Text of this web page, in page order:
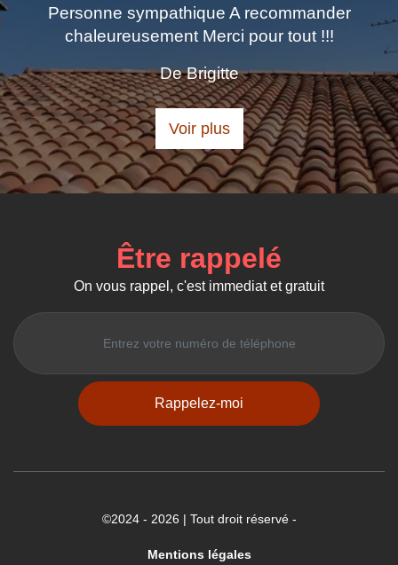
Personne sympathique A recommander
chaleureusement Merci pour tout !!!
De Brigitte
Voir plus
Être rappelé
On vous rappel, c'est immediat et gratuit
©2024 - 2026 | Tout droit réservé -
Mentions légales